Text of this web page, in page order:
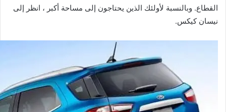
القطاع. وبالنسبة لأولئك الذين يحتاجون إلى مساحة أكبر ، انظر إلى
نيسان كيكس.